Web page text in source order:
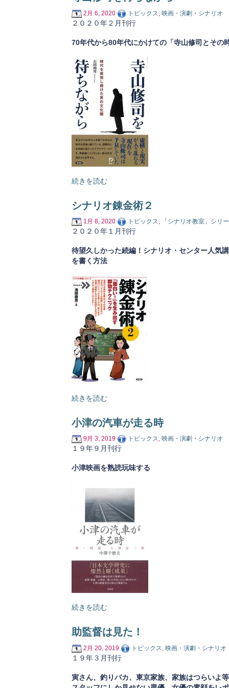
2月 6, 2020 トピックス 映画・演劇・シナリオ
２０２０年２月刊行
70年代から80年代にかけての「寺山修司とその
続きを読む
シナリオ錬金術２
1月 8, 2020 トピックス, 「シナリオ教室」シリ
２０２０年１月刊行
待望久しかった続編！シナリオ・センター人気
を書く方法
続きを読む
小津の汽車が走る時
9月 3, 2019 トピックス, 映画・演劇・シナリオ
１９年９月刊行
小津映画を熟読玩味する
続きを読む
助監督は見た！
2月 20, 2019 トピックス, 映画・演劇・シナリオ
１９年３月刊行
寅さん、釣りバカ、東京家族、家族はつらいよ